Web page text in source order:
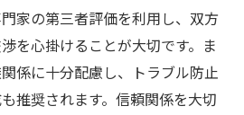
家の第三者評価を利用し、双方
を心掛けることが大切です。ま
係に十分配慮し、トラブル防止
推奨されます。信頼関係を大切